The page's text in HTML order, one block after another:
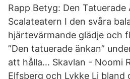
Rapp Betyg: Den Tatuerade
Scalateatern I den svåra
hjärtevärmande glädje och
”Den tatuerade änkan”
att hålla… Skavlan - Noomi
Elfsberg och Lykke Li bland